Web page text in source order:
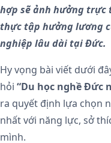
hợp sẽ ảnh hưởng trực
thực tập hưởng lương
nghiệp lâu dài tại Đức.
Hy vọng bài viết dưới
hỏi “Du học nghề Đức
ra quyết định lựa chọn
nhất với năng lực, sở
mình.